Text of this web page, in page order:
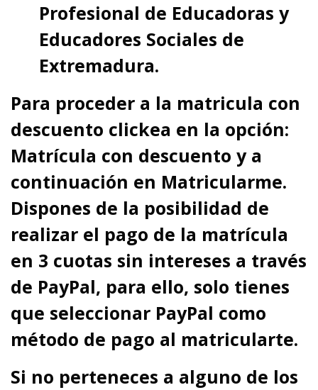
Profesional de Educadoras y
Educadores Sociales de
Extremadura.
Para proceder a la matricula con
descuento clickea en la opción:
Matrícula con descuento y a
continuación en Matricularme.
Dispones de la posibilidad de
realizar el pago de la matrícula
en 3 cuotas sin intereses a través
de PayPal, para ello, solo tienes
que seleccionar PayPal como
método de pago al matricularte.
Si no perteneces a alguno de los